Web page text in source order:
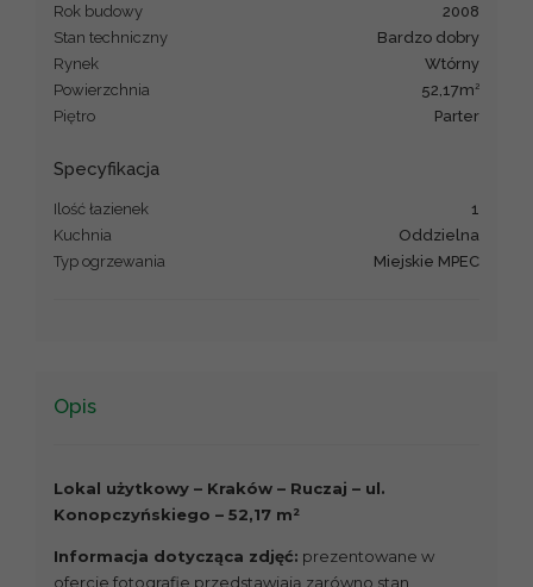
Rok budowy
2008
Stan techniczny
Bardzo dobry
Rynek
Wtórny
Powierzchnia
52,17m 2
Piętro parter
Specyfikacja
Ilość łazienek
1
Kuchnia
Oddzielna
Typ ogrzewania
Miejskie MPEC
Opis
Lokal użytkowy – Kraków – Ruczaj – ul.
Konopczyńskiego – 52,17 m²
Informacja dotycząca zdjęć: prezentowane w
ofercie fotografie przedstawiają zarówno stan